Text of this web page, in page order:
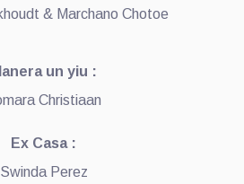
& Marchano Chotoe
un yiu :
Christiaan
Ex Casa :
Perez